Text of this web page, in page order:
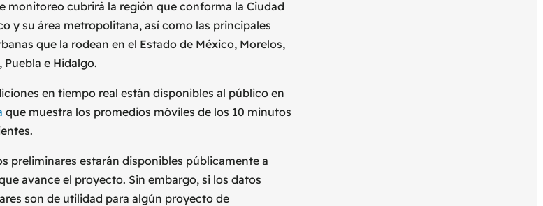
monitoreo cubrirá la región que conforma la Ciudad
y su área metropolitana, así como las principales
que la rodean en el Estado de México, Morelos,
Puebla e Hidalgo.
en tiempo real están disponibles al público en
que muestra los promedios móviles de los 10 minutos
preliminares estarán disponibles públicamente a
avance el proyecto. Sin embargo, si los datos
son de utilidad para algún proyecto de